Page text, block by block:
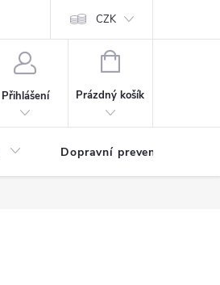
CZK
Přihlášení
NÁKUPNÍ
Prázdný košík
Dopravní prevence